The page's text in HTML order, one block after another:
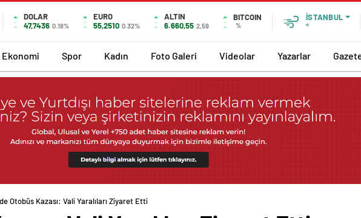
DOLAR
47,7436 0.18%
EURO
55,2510 0.32%
ALTIN
6.660,55 2,59
BITCOIN
%
İSTANBUL
°
Ekonomi Spor Kadın Foto Galeri Videolar Yazarlar
Otobüs Kazası: Vali Yaralıları Ziyaret Etti